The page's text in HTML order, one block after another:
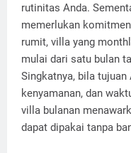
rutinitas Anda.
memerlukan
rumit, villa yang
mulai dari satu bulan
Singkatnya, bila
kenyamanan, dan
villa bulanan
dapat dipakai tanpa